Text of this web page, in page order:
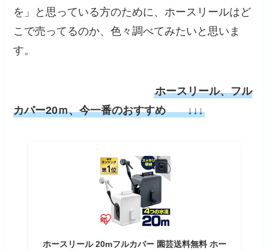
を」と思っている方のために、ホースリールはど
こで売ってるのか、色々調べてみたいと思いま
す。
ホースリール、フル
カバー20ｍ、今一番のおすすめ↓↓↓
ホースリール 20mフルカバー 園芸送料無料 ホー